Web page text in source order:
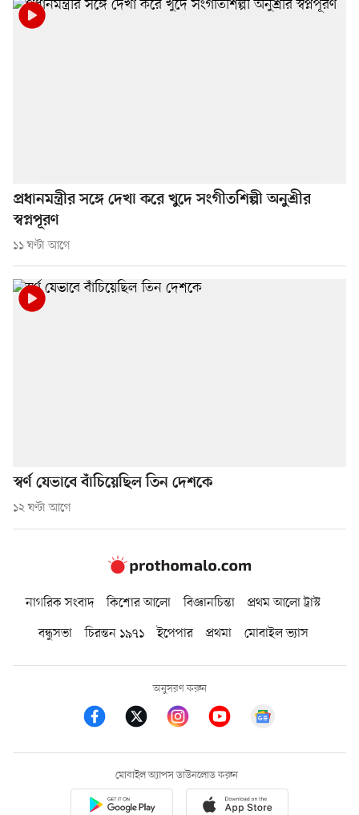
প্রধানমন্ত্রীর সঙ্গে দেখা করে খুদে সংগীতশিল্পী অনুশ্রীর
স্বপ্নপূরণ
১১ ঘণ্টা আগে
স্বর্ণ যেভাবে বাঁচিয়েছিল তিন দেশকে
১২ ঘণ্টা আগে
নাগরিক সংবাদ কিশোর আলো বিজ্ঞানচিন্তা
প্রথম আলো ট্রাস্ট
বন্ধুসভা
চিরন্তন ১৯৭১ ইপেপার প্রথমা মোবাইল ভ্যাস
অনুসরণ করুন
মোবাইল অ্যাপস ডাউনলোড করুন